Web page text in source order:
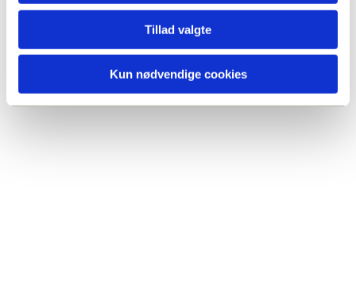
Tillad valgte
Kun nødvendige cookies
Du vil måske også kunne
lide...